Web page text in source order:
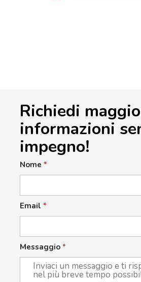
Richiedi
informazioni
impegno!
Nome *
Email *
Messaggio *